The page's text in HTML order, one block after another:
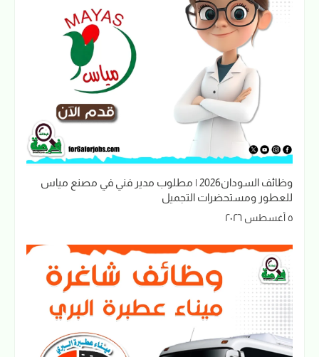
وظائف السودان2026 | مطلوب مدير فني في مصنع مياس
للعطور ومستحضرات التجميل
٥ أغسطس ٢٠٢٦